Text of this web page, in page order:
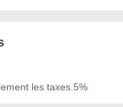
les taxes.5%